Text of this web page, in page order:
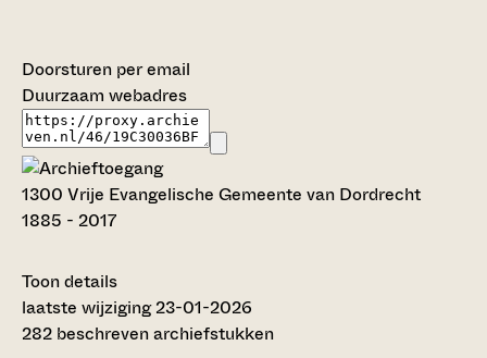
Doorsturen per email
Duurzaam webadres
1300 Vrije Evangelische Gemeente van Dordrecht
1885 - 2017
Toon details
Datering:
1885 - 2017
laatste wijziging 23-01-2026
282 beschreven archiefstukken